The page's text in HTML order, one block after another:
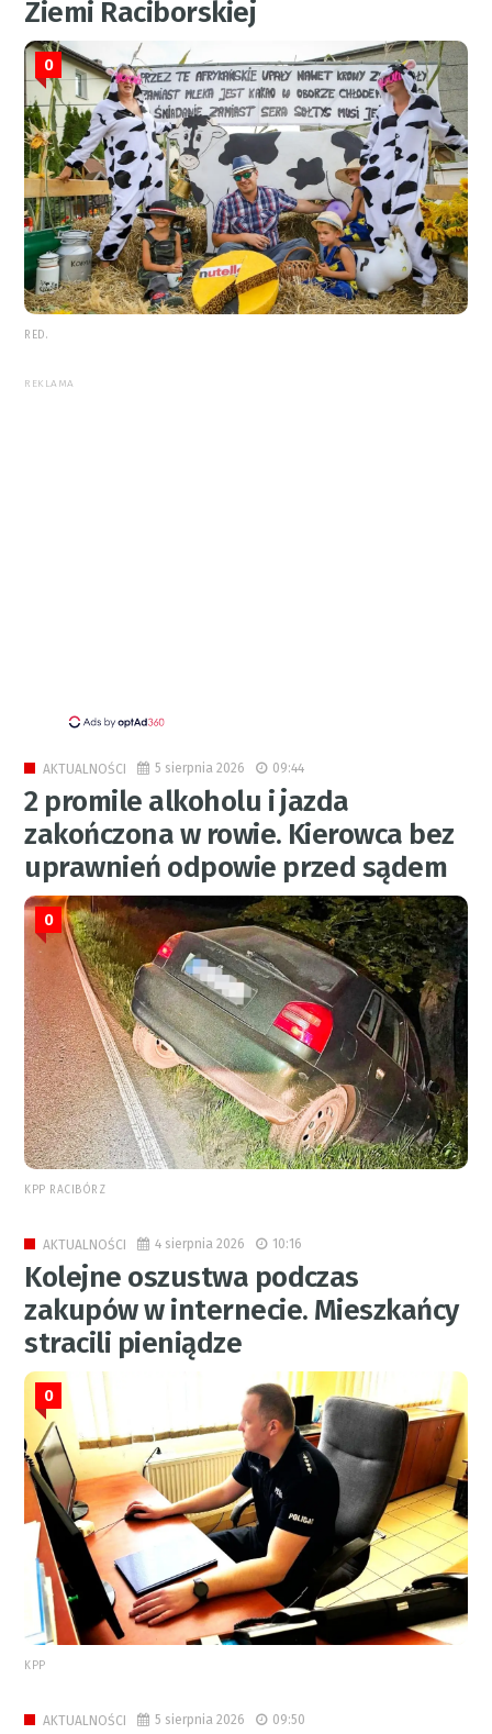
Ziemi Raciborskiej
0
RED.
REKLAMA
AKTUALNOŚCI 5 sierpnia 2026 09:44
2 promile alkoholu i jazda
zakończona w rowie. Kierowca bez
uprawnień odpowie przed sądem
0
KPP RACIBÓRZ
AKTUALNOŚCI 4 sierpnia 2026 10:16
Kolejne oszustwa podczas
zakupów w internecie. Mieszkańcy
stracili pieniądze
0
KPP
AKTUALNOŚCI 5 sierpnia 2026 09:50